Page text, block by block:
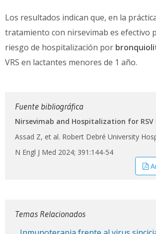
Los resultados indican que, en la
tratamiento con nirsevimab es efectivo
riesgo de hospitalización por
VRS en lactantes menores de 1 año.
Fuente bibliográfica
Nirsevimab and Hospitalization for
Assad Z, et al. Robert Debré University
N Engl J Med 2024; 391:144-54
Temas Relacionados